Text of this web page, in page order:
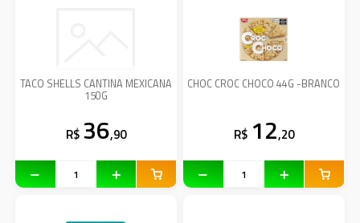
TACO SHELLS CANTINA MEXICANA
150G
R$ 36,90
CHOC CROC CHOCO 44G -BRANCO
R$ 12,20